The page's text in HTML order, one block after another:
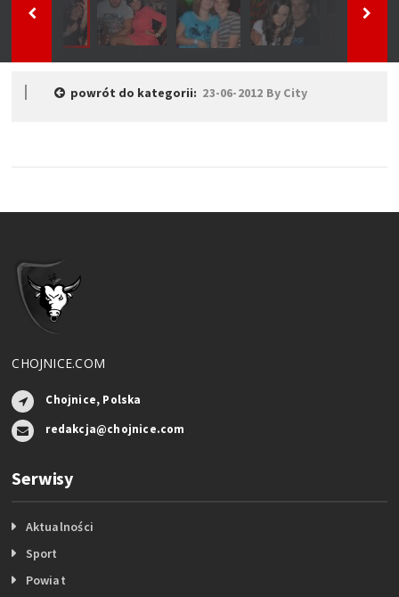
powrót do kategorii: 23-06-2012 By City
CHOJNICE.COM
Chojnice, Polska
redakcja@chojnice.com
Serwisy
Aktualności
Sport
Powiat